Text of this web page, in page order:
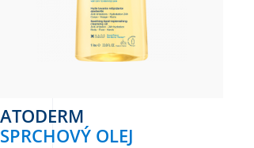
ATODERM
SPRCHOVÝ OLEJ